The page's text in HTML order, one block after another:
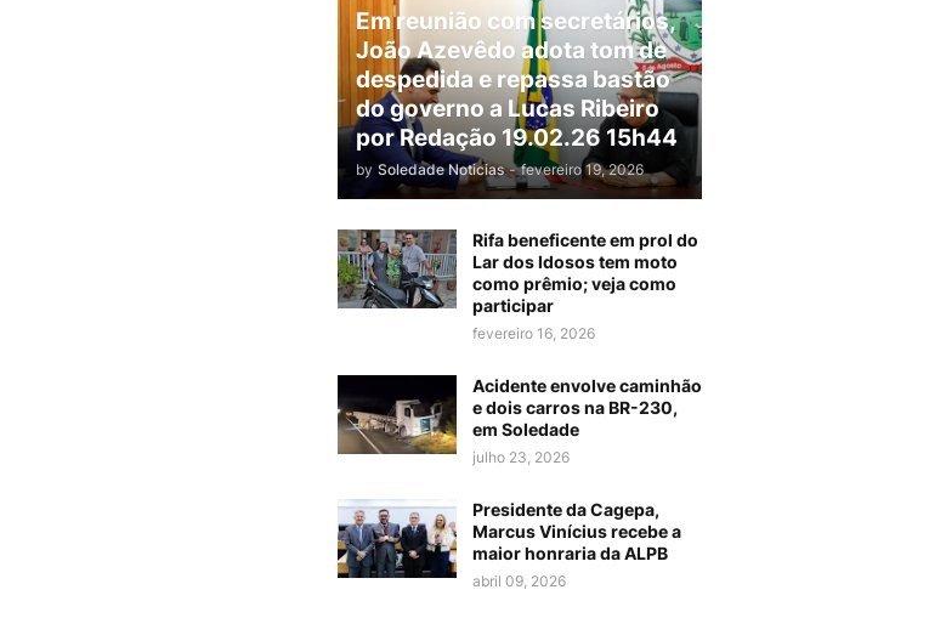
Em reunião com secretários,
João Azevêdo adota tom de
despedida e repassa bastão
do governo a Lucas Ribeiro
por Redação 19.02.26 15h44
by Soledade Noticias - fevereiro 19, 2026
Rifa beneficente em prol do
Lar dos Idosos tem moto
como prêmio; veja como
participar
fevereiro 16, 2026
Acidente envolve caminhão
e dois carros na BR-230,
em Soledade
julho 23, 2026
Presidente da Cagepa,
Marcus Vinícius recebe a
maior honraria da ALPB
abril 09, 2026